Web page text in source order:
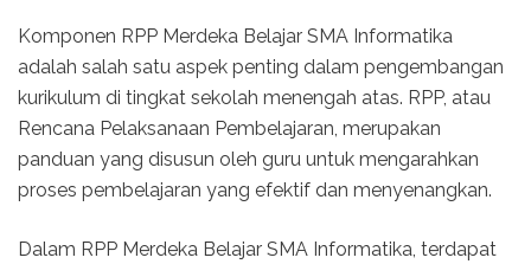
Komponen RPP Merdeka Belajar SMA Informatika
adalah salah satu aspek penting dalam pengembangan
kurikulum di tingkat sekolah menengah atas. RPP, atau
Rencana Pelaksanaan Pembelajaran, merupakan
panduan yang disusun oleh guru untuk mengarahkan
proses pembelajaran yang efektif dan menyenangkan.
Dalam RPP Merdeka Belajar SMA Informatika, terdapat